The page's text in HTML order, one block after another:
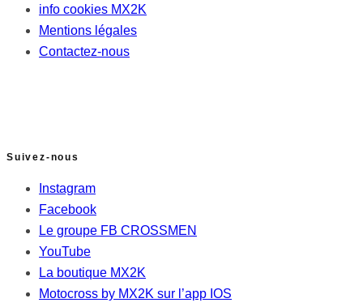
info cookies MX2K
Mentions légales
Contactez-nous
Suivez-nous
Instagram
Facebook
Le groupe FB CROSSMEN
YouTube
La boutique MX2K
Motocross by MX2K sur l’app IOS